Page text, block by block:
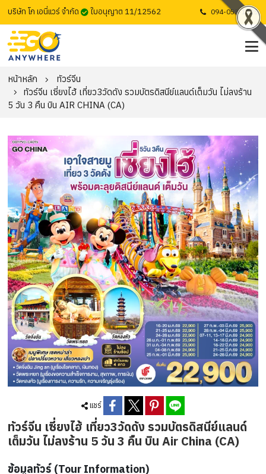
บริษัท โก เอนี่แวร์ จำกัด ใบอนุญาต 11/12562 094-053-1725
หน้าหลัก
ทัวร์จีน
ทัวร์จีน เซี่ยงไฮ้ เที่ยว3วัดดัง รวมบัตรดิสนีย์แลนด์เต็มวัน ไม่ลงร้าน
5 วัน 3 คืน บิน AIR CHINA (CA)
แชร์
ทัวร์จีน เซี่ยงไฮ้ เที่ยว3วัดดัง รวมบัตรดิสนีย์แลนด์
เต็มวัน ไม่ลงร้าน 5 วัน 3 คืน บิน Air China (CA)
ข้อมูลทัวร์ (Tour Information)